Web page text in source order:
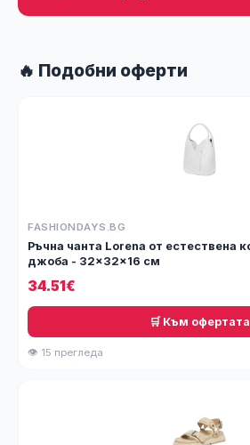
🔥 Подобни оферти
FASHIONDAYS.BG
Ръчна чанта Lorena от естествена кожа - бял цвят - два
джоба - 32x32x16 см
34.51€
🛒 Към офертата
👁 15 прегледа